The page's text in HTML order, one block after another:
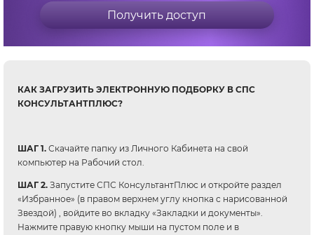
КАК ЗАГРУЗИТЬ ЭЛЕКТРОННУЮ ПОДБОРКУ В СПС
КОНСУЛЬТАНТПЛЮС?
ШАГ 1. Скачайте папку из Личного Кабинета на свой
компьютер на Рабочий стол.
ШАГ 2. Запустите СПС КонсультантПлюс и откройте раздел
«Избранное» (в правом верхнем углу кнопка с нарисованной
Звездой) , войдите во вкладку «Закладки и документы».
Нажмите правую кнопку мыши на пустом поле и в